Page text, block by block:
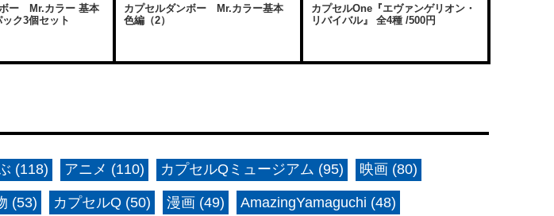
ー Mr.カラー 基本
ク3個セット
カプセルダンボー Mr.カラー基本
色編（2）
カプセルOne『エヴァンゲリオン・
リバイバル』 全4種 /500円
(118) アニメ (110) カプセルQミュージアム (95) 映画 (80)
(53) カプセルQ (50) 漫画 (49) AmazingYamaguchi (48)